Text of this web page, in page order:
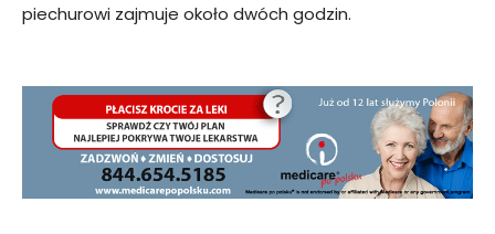
piechurowi zajmuje około dwóch godzin.